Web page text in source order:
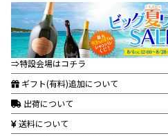
⇒特設会場はコチラ
ギフト(有料)追加について
出荷について
送料について